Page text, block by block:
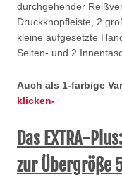
durchgehender
Druckknopfleiste, 2
kleine aufgesetzte
Seiten- und 2
Auch als 1-farbige
klicken-
Das EXTRA-
zur Übergröße